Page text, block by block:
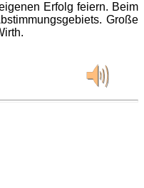
Erfolg feiern. Beim
Große